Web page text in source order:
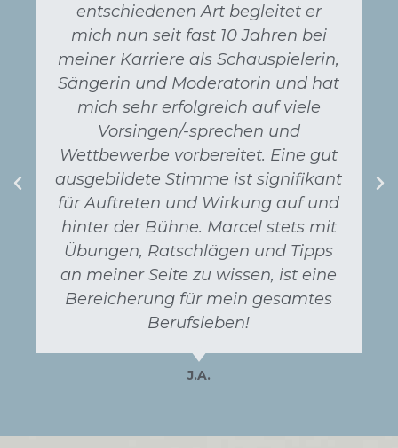
entschiedenen Art begleitet er
mich nun seit fast 10 Jahren bei
meiner Karriere als Schauspielerin,
Sängerin und Moderatorin und hat
mich sehr erfolgreich auf viele
Vorsingen/-sprechen und
Wettbewerbe vorbereitet. Eine gut
ausgebildete Stimme ist signifikant
für Auftreten und Wirkung auf und
hinter der Bühne. Marcel stets mit
Übungen, Ratschlägen und Tipps
an meiner Seite zu wissen, ist eine
Bereicherung für mein gesamtes
Berufsleben!
J.A.